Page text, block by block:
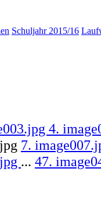
Schuljahr 2015/16
4.
7.
... 47.